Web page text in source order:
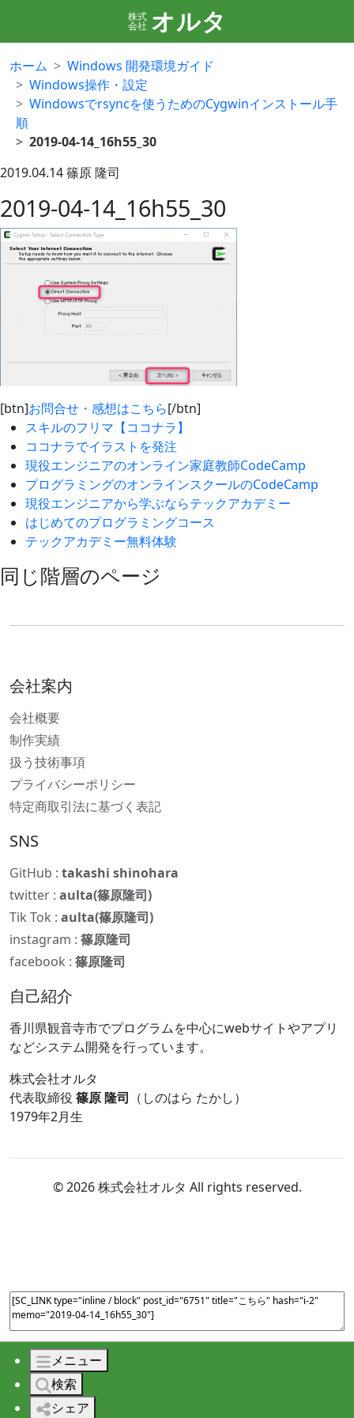
株式
会社 オルタ
ホーム
Windows 開発環境ガイド
Windows操作・設定
Windowsでrsyncを使うためのCygwinインストール手
順
2019-04-14_16h55_30
2019.04.14篠原 隆司
2019-04-14_16h55_30
[btn]お問合せ・感想はこちら[/btn]
スキルのフリマ【ココナラ】
ココナラでイラストを発注
現役エンジニアのオンライン家庭教師CodeCamp
プログラミングのオンラインスクールのCodeCamp
現役エンジニアから学ぶならテックアカデミー
はじめてのプログラミングコース
テックアカデミー無料体験
同じ階層のページ
会社案内
会社概要
制作実績
扱う技術事項
プライバシーポリシー
特定商取引法に基づく表記
SNS
GitHub : takashi shinohara
twitter : aulta(篠原隆司)
Tik Tok : aulta(篠原隆司)
instagram : 篠原隆司
facebook : 篠原隆司
自己紹介
香川県観音寺市でプログラムを中心にwebサイトやアプリ
などシステム開発を行っています。
株式会社オルタ
代表取締役 篠原 隆司 （しのはら たかし）
1979年2月生
© 2026 株式会社オルタ All rights reserved.
メニュー
検索
シェア